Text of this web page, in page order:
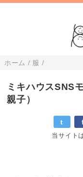
ホーム / 服 /
ミキハウスSNS
親子）
t
当サイト